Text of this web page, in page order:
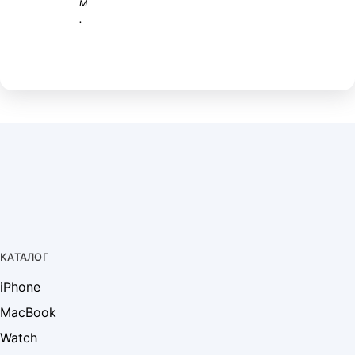
.
КАТАЛОГ
iPhone
MacBook
Watch